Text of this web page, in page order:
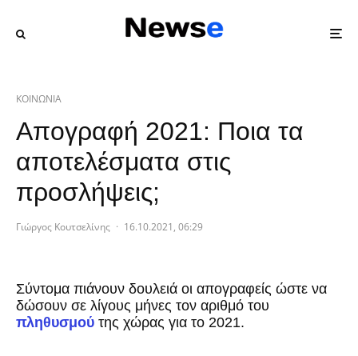
ΚΟΙΝΩΝΙΑ
Απογραφή 2021: Ποια τα
αποτελέσματα στις
προσλήψεις;
Γιώργος Κουτσελίνης · 16.10.2021, 06:29
Σύντομα πιάνουν δουλειά οι απογραφείς ώστε να
δώσουν σε λίγους μήνες τον αριθμό του
πληθυσμού της χώρας για το 2021.